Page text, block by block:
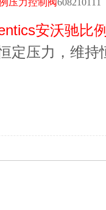
压力控制阀608210111
安沃驰比
定压力，维